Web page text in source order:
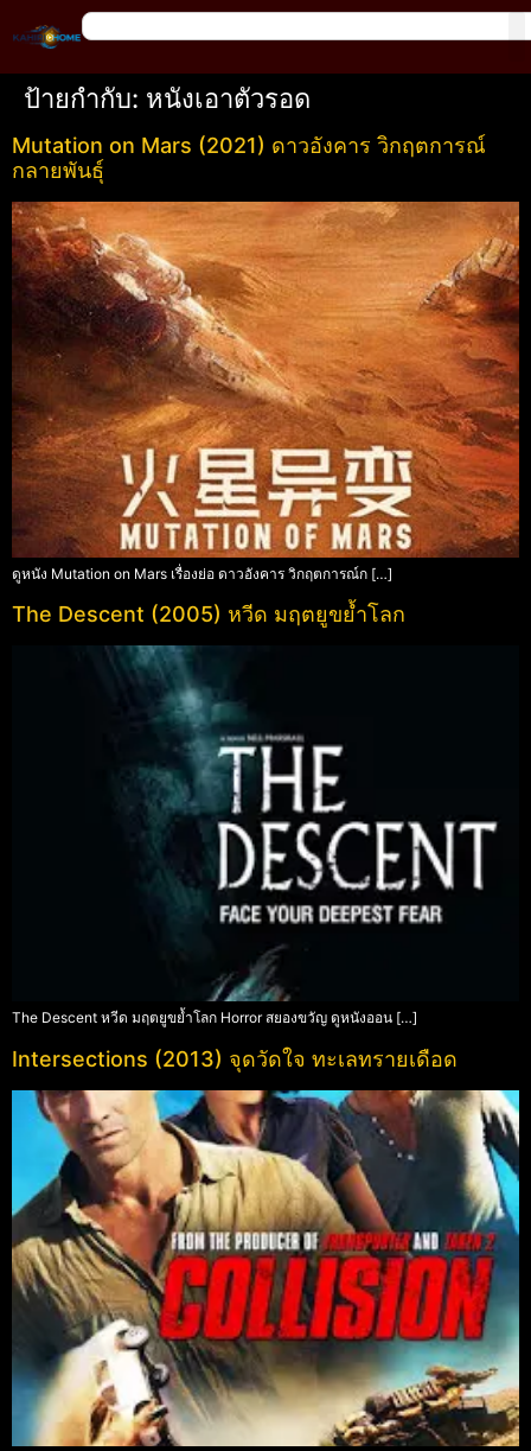
ป้ายกำกับ: หนังเอาตัวรอด
Mutation on Mars (2021) ดาวอังคาร วิกฤตการณ์
กลายพันธุ์
ดูหนัง Mutation on Mars เรื่องย่อ ดาวอังคาร วิกฤตการณ์ก […]
The Descent (2005) หวีด มฤตยูขย้ำโลก
The Descent หวีด มฤตยูขย้ำโลก Horror สยองขวัญ ดูหนังออน […]
Intersections (2013) จุดวัดใจ ทะเลทรายเดือด